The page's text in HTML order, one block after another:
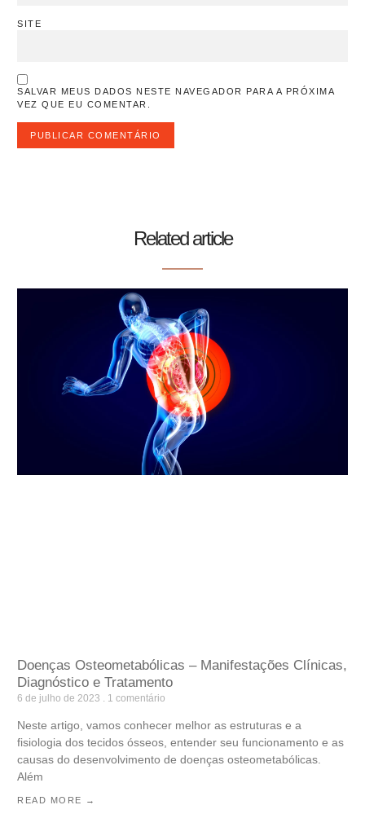
SITE
SALVAR MEUS DADOS NESTE NAVEGADOR PARA A PRÓXIMA
VEZ QUE EU COMENTAR.
Related article
Doenças Osteometabólicas – Manifestações Clínicas,
Diagnóstico e Tratamento
6 de julho de 2023 1 comentário
Neste artigo, vamos conhecer melhor as estruturas e a
fisiologia dos tecidos ósseos, entender seu funcionamento e as
causas do desenvolvimento de doenças osteometabólicas.
Além
READ MORE →